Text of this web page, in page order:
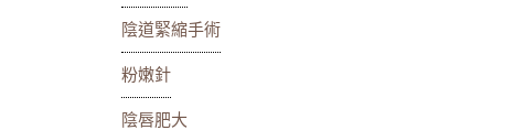
陰道緊縮手術
粉嫩針
陰唇肥大